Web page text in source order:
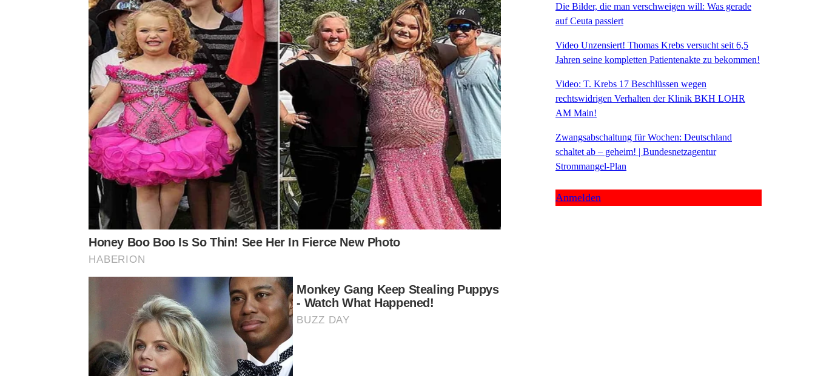
Die Bilder, die man verschweigen will: Was gerade
auf Ceuta passiert
Video Unzensiert! Thomas Krebs versucht seit 6,5
Jahren seine kompletten Patientenakte zu bekommen!
Video: T. Krebs 17 Beschlüssen wegen
rechtswidrigen Verhalten der Klinik BKH LOHR
AM Main!
Zwangsabschaltung für Wochen: Deutschland
schaltet ab – geheim! | Bundesnetzagentur
Strommangel-Plan
Anmelden